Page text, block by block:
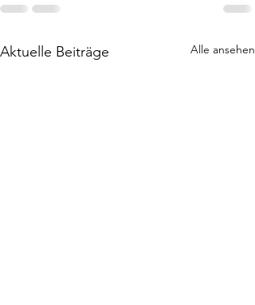
Aktuelle Beiträge Alle ansehen